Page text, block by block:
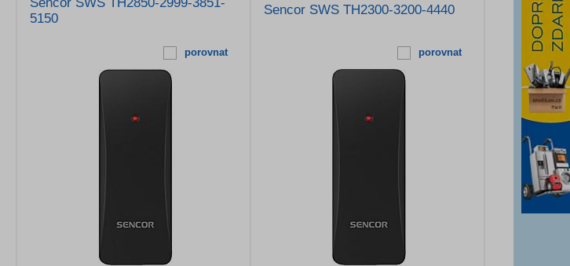
5150
porovnat
Sencor SWS TH2300-3200-4440
porovnat